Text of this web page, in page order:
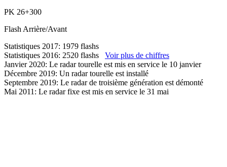
PK 26+300
FlashArrière/Avant
Statistiques 2017: 1979 flashs
Statistiques 2016: 2520 flashs Voir plus de chiffres
Janvier 2020: Le radar tourelle est mis en service le 10 janvier
Décembre 2019: Un radar tourelle est installé
Septembre 2019: Le radar de troisième génération est démonté
Mai 2011: Le radar fixe est mis en service le 31 mai